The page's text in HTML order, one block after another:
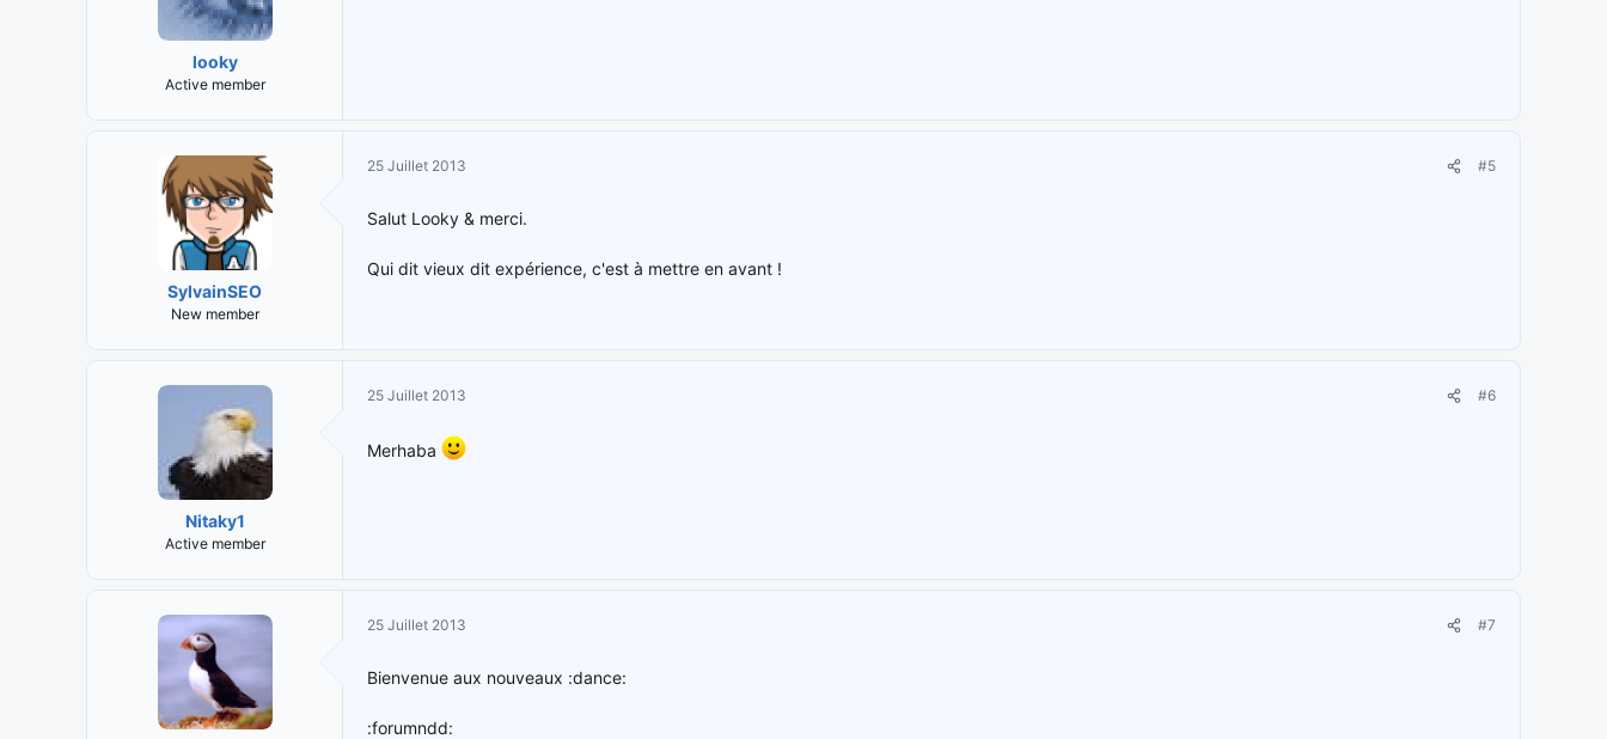
looky
Active member
SylvainSEO
New member
25 Juillet 2013 #5
Salut Looky & merci.
Qui dit vieux dit expérience, c'est à mettre en avant !
Nitaky1
Active member
25 Juillet 2013 #6
Merhaba
25 Juillet 2013 #7
Bienvenue aux nouveaux :dance:
:forumndd: